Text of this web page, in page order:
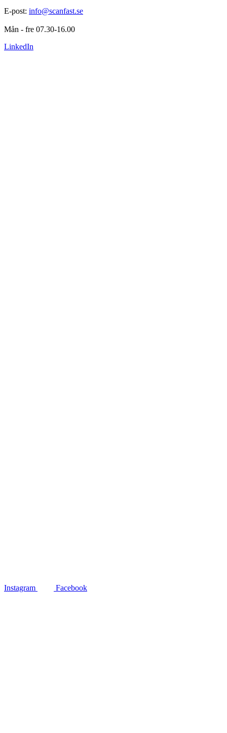
E-post: info@scanfast.se
Mån - fre 07.30-16.00
LinkedIn
Instagram Facebook